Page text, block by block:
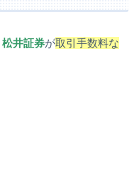
松井証券が取引手数料な